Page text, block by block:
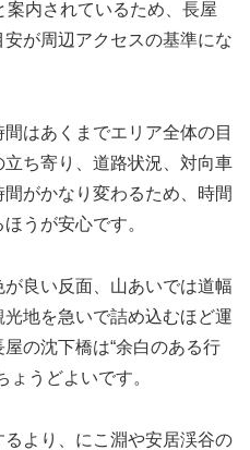
内されているため、長屋
が周辺アクセスの基準にな
はあくまでエリア全体の目
ち寄り、道路状況、対向車
がかなり変わるため、時間
うが安心です。
良い反面、山あいでは道幅
地を急いで詰め込むほど運
の沈下橋は“余白のある行
ょうどよいです。
より、にこ淵や安居渓谷の